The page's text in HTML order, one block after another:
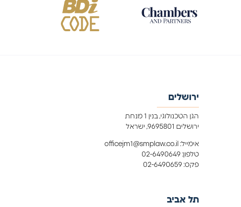
ירושלים
הגן הטכנולוגי, בנין 1 מנחת
ירושלים 9695801, ישראל
אימייל: officejm1@smplaw.co.il
טלפון: 02-6490649
פקס: 02-6490659
תל אביב